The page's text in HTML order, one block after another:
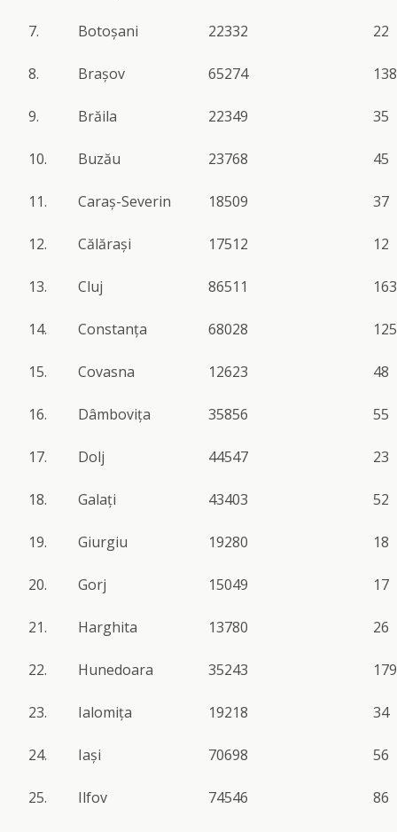
7. Botoșani 22332 22
8. Brașov 65274 138
9. Brăila 22349 35
10. Buzău 23768 45
11. Caraș-Severin 18509 37
12. Călărași 17512 12
13. Cluj 86511 163
14. Constanța 68028 125
15. Covasna 12623 48
16. Dâmbovița 35856 55
17. Dolj 44547 23
18. Galați 43403 52
19. Giurgiu 19280 18
20. Gorj 15049 17
21. Harghita 13780 26
22. Hunedoara 35243 179
23. Ialomița 19218 34
24. Iași 70698 56
25. Ilfov 74546 86